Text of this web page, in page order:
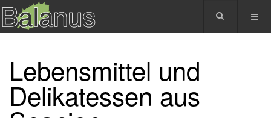
Lebensmittel und
Delikatessen aus